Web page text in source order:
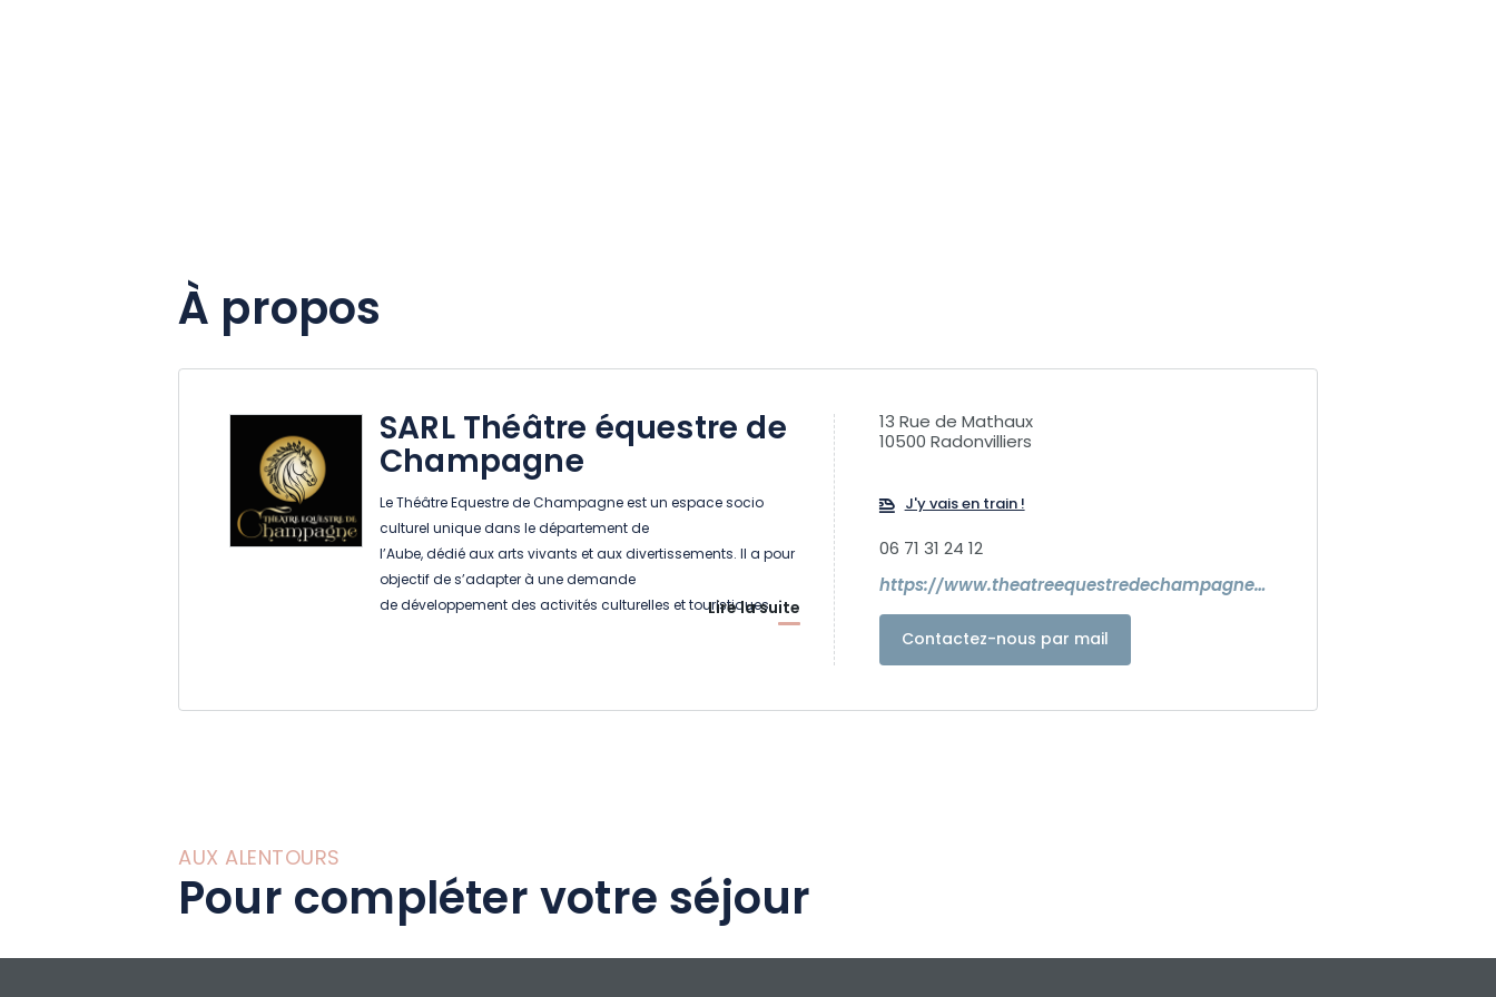
À propos
SARL Théâtre équestre de
Champagne
Le Théâtre Equestre de Champagne est un espace socio
culturel unique dans le département de
l’Aube, dédié aux arts vivants et aux divertissements. Il a pour
objectif de s’adapter à une demande
de développement des activités culturelles et touristiques
vivants.
Lire la suite
13 Rue de Mathaux
10500 Radonvilliers
J'y vais en train !
06 71 31 24 12
https://www.theatreequestredechampagne.fr/
Contactez-nous par mail
AUX ALENTOURS
Pour compléter votre séjour